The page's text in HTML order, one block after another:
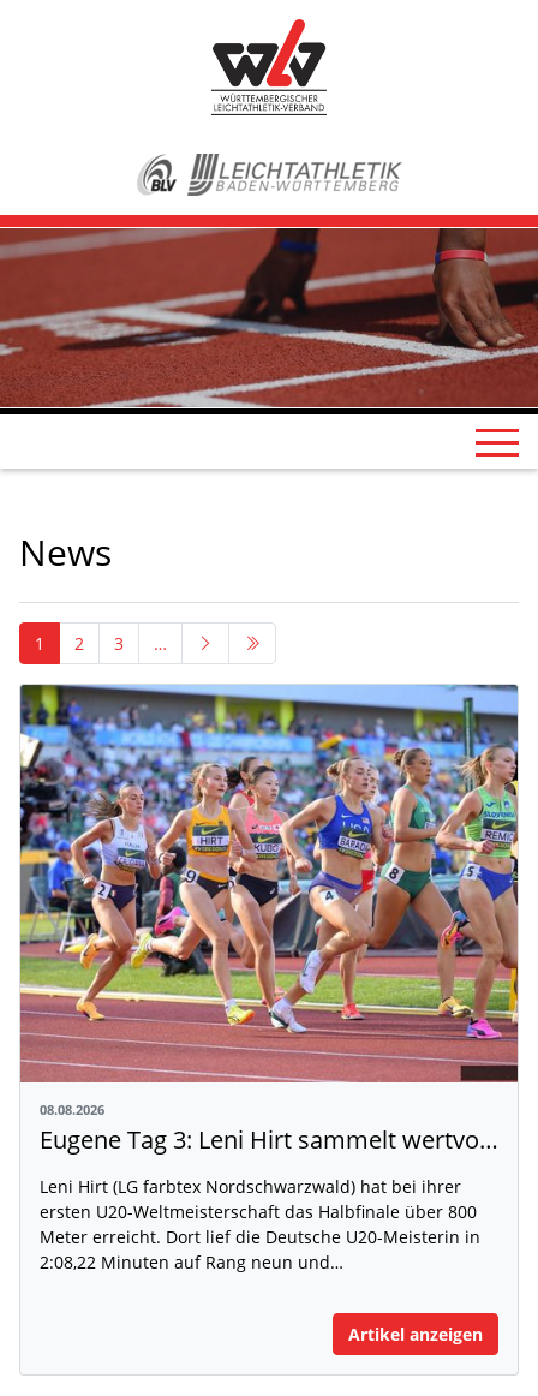
News
1 2 3 …
08.08.2026
Eugene Tag 3: Leni Hirt sammelt wertvolle WM-Erfahrung
Leni Hirt (LG farbtex Nordschwarzwald) hat bei ihrer
ersten U20-Weltmeisterschaft das Halbfinale über 800
Meter erreicht. Dort lief die Deutsche U20-Meisterin in
2:08,22 Minuten auf Rang neun und…
Artikel anzeigen